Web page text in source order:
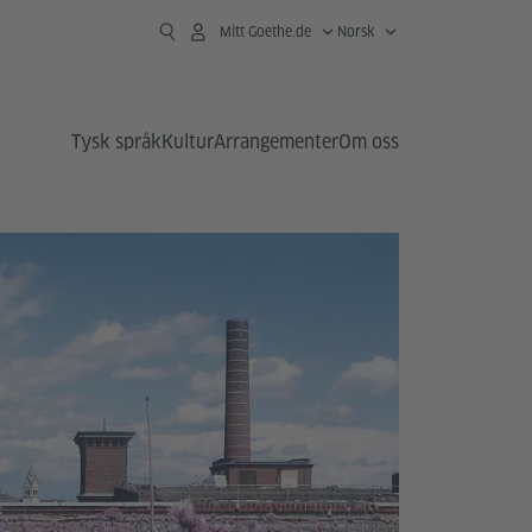
Mitt Goethe.de Norsk
Tysk språkKulturArrangementerOm oss